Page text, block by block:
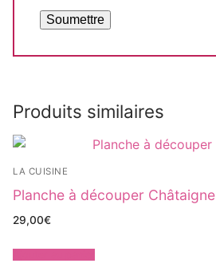
Produits similaires
LA CUISINE
Planche à découper Châtaigne
29,00€